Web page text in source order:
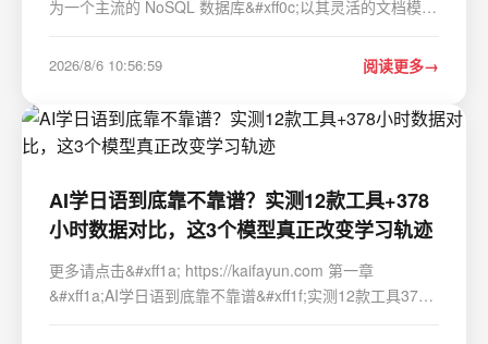
为一个主流的 NoSQL 数据库&#xff0c;以其灵活的文档模
发、大数据和物联网等领域应用广泛。对于开发者而言
&#xff0c;核心关注点往往不是其概念有多复杂&#xff…
2026/8/6 10:56:59 阅读更多
AI学日语到底靠不靠谱？实测12款工具+378
小时数据对比，这3个模型真正改变学习轨迹
更多请点击&#xff1a; https://kaifayun.com 第一章
&#xff1a;AI学日语到底靠不靠谱&#xff1f;实测12款工具378